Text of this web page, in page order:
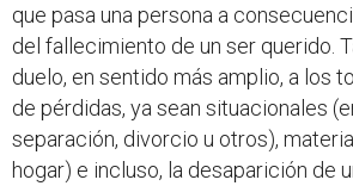
que pasa una persona a
del fallecimiento de un ser querido.
duelo, en sentido más amplio, a los
de pérdidas, ya sean situacionales
separación, divorcio u otros),
hogar) e incluso, la desaparición de